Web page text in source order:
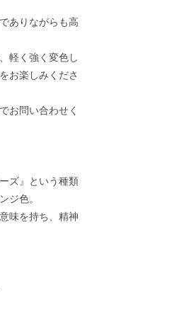
ありながらも高
軽く強く変色し
お楽しみくださ
お問い合わせく
ズ』という種類
ジ色。
味を持ち、精神